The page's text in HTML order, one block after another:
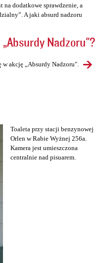
na dodatkowe sprawdzenie, a
A jaki absurd nadzoru
Nadzoru"?
w akcję „Absurdy Nadzoru".
Toaleta przy stacji benzynowej
Orlen w Rabie Wyżnej 256a.
Kamera jest umieszczona
centralnie nad pisuarem.